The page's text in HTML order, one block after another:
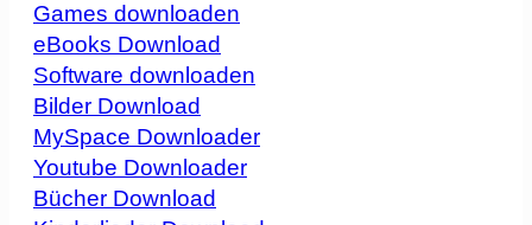
Games downloaden
eBooks Download
Software downloaden
Bilder Download
MySpace Downloader
Youtube Downloader
Bücher Download